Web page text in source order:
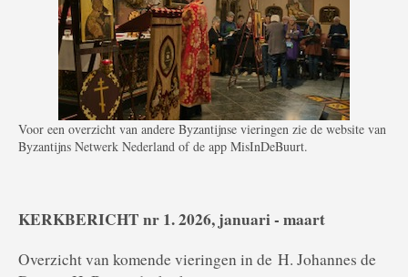
Voor een overzicht van andere Byzantijnse vieringen zie de website van
Byzantijns Netwerk Nederland of de app MisInDeBuurt.
KERKBERICHT nr 1. 2026, januari - maart
Overzicht van komende vieringen in de H. Johannes de